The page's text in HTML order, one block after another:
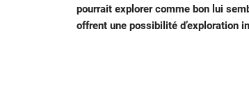
pourrait explorer comme bon lui
offrent une possibilité d’exploration